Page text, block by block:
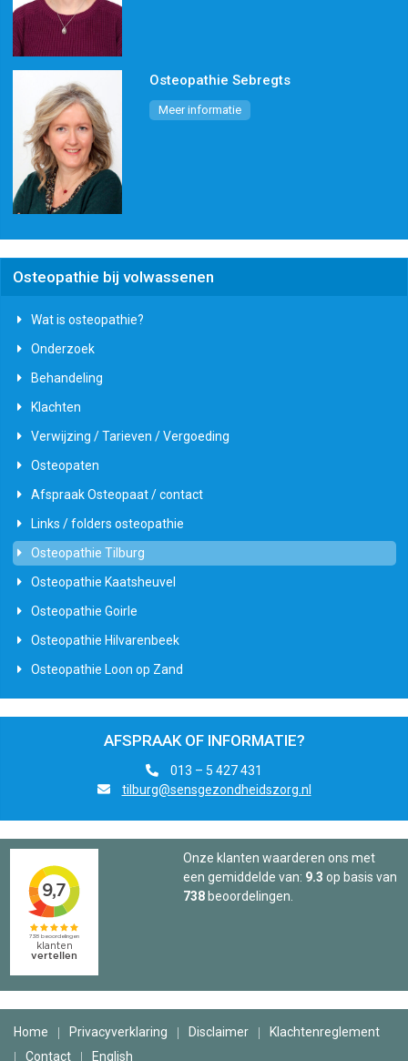
Osteopathie Sebregts
Meer informatie
Osteopathie bij volwassenen
Wat is osteopathie?
Onderzoek
Behandeling
Klachten
Verwijzing / Tarieven / Vergoeding
Osteopaten
Afspraak Osteopaat / contact
Links / folders osteopathie
Osteopathie Tilburg
Osteopathie Kaatsheuvel
Osteopathie Goirle
Osteopathie Hilvarenbeek
Osteopathie Loon op Zand
AFSPRAAK OF INFORMATIE?
013 – 5 427 431
tilburg@sensgezondheidszorg.nl
Onze klanten waarderen ons met
een gemiddelde van: 9.3 op basis van
738 beoordelingen.
Home Privacyverklaring Disclaimer
Klachtenreglement
Contact
English